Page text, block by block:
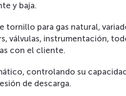
y baja.
tornillo para gas natural,
válvulas, instrumentación,
con el cliente.
controlando su
de descarga.